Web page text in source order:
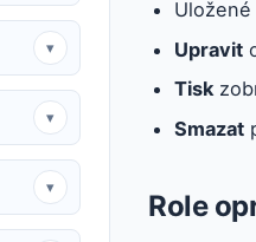
▾
▾
▾
Upravit
Tisk
Smazat
Role